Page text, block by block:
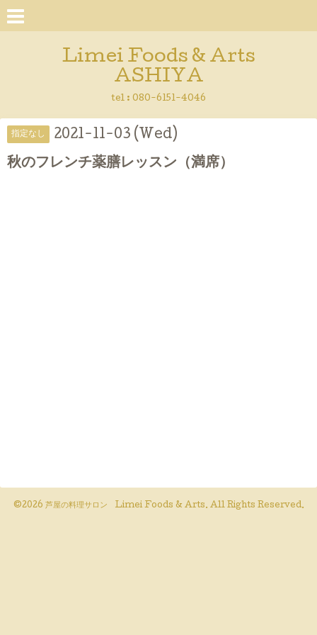
Limei Foods & Arts
ASHIYA
tel : 080-6151-4046
指定なし 2021-11-03 (Wed)
秋のフレンチ薬膳レッスン（満席）
©2026 芦屋の料理サロン Limei Foods & Arts. All Rights Reserved.